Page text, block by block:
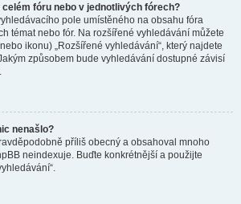
fóru nebo v jednotlivých fórech?
pole umístěného na obsahu fóra
témat nebo fór. Na rozšířené vyhledávání můžete
ikonu) „Rozšířené vyhledávání“, který najdete
způsobem bude vyhledávání dostupné závisí
nenašlo?
příliš obecný a obsahoval mnoho
neindexuje. Buďte konkrétnější a použijte